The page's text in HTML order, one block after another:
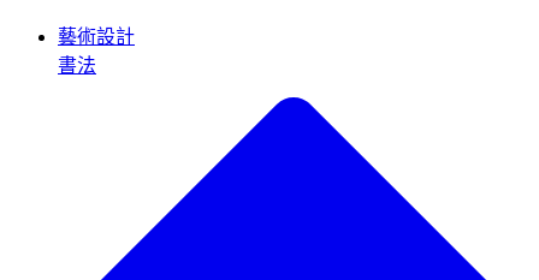
藝術設計
書法